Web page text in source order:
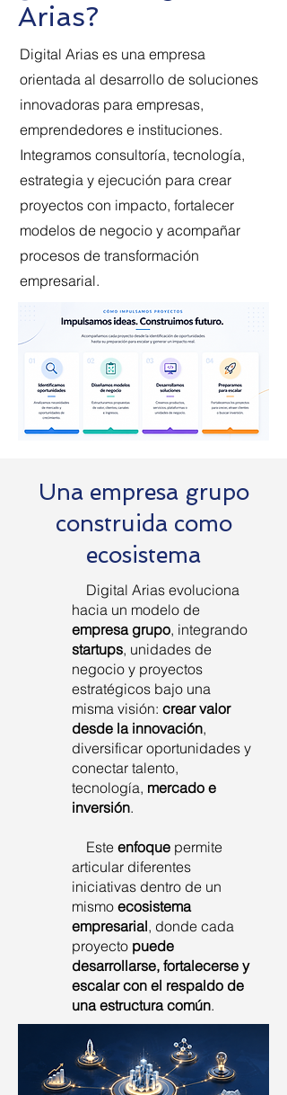
Arias?
Digital Arias es una empresa
orientada al desarrollo de soluciones
innovadoras para empresas,
emprendedores e instituciones.
Integramos consultoría, tecnología,
estrategia y ejecución para crear
proyectos con impacto, fortalecer
modelos de negocio y acompañar
procesos de transformación
empresarial.
Una empresa grupo
construida como
ecosistema
Digital Arias evoluciona
hacia un modelo de
empresa grupo, integrando
startups, unidades de
negocio y proyectos
estratégicos bajo una
misma visión: crear valor
desde la innovación,
diversificar oportunidades y
conectar talento,
tecnología, mercado e
inversión.
Este enfoque permite
articular diferentes
iniciativas dentro de un
mismo ecosistema
empresarial, donde cada
proyecto puede
desarrollarse, fortalecerse y
escalar con el respaldo de
una estructura común.